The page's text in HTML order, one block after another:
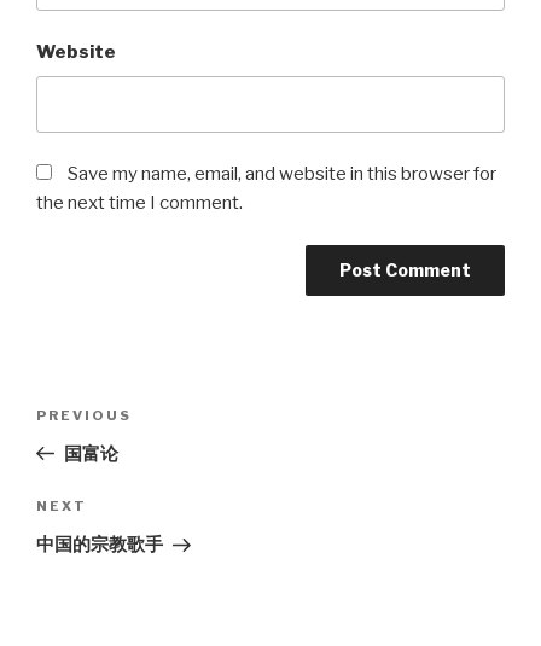
Website
Save my name, email, and website in this browser for
the next time I comment.
Previous
Post
PREVIOUS
国富论
Next
Post
NEXT
中国的宗教歌手